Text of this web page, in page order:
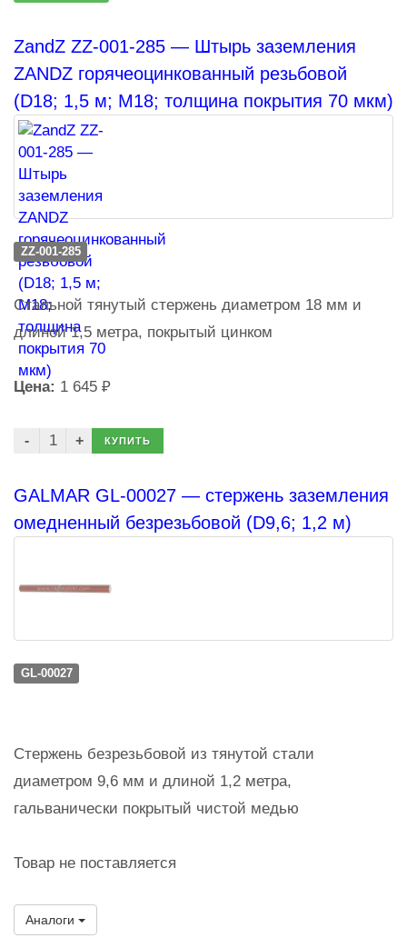
ZandZ ZZ-001-285 — Штырь заземления
ZANDZ горячеоцинкованный резьбовой
(D18; 1,5 м; М18; толщина покрытия 70 мкм)
ZZ-001-285
Стальной тянутый стержень диаметром 18 мм и
длиной 1,5 метра, покрытый цинком
Цена: 1 645 ₽
КУПИТЬ
GALMAR GL-00027 — стержень заземления
омедненный безрезьбовой (D9,6; 1,2 м)
GL-00027
Стержень безрезьбовой из тянутой стали
диаметром 9,6 мм и длиной 1,2 метра,
гальванически покрытый чистой медью
Товар не поставляется
Аналоги